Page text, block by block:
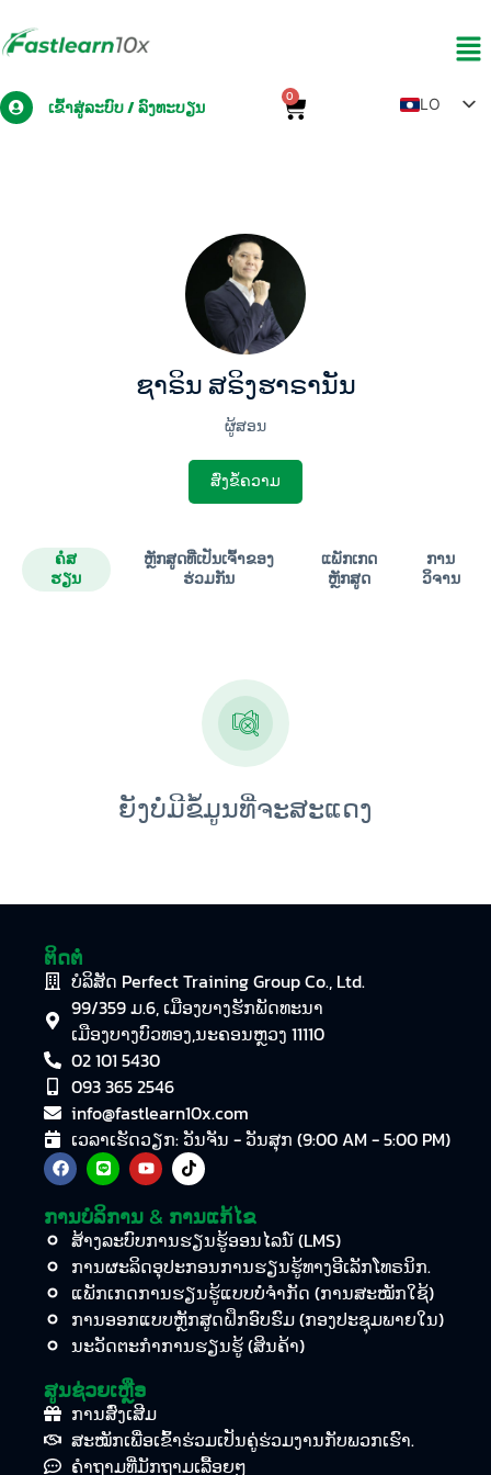
ເຂົ້າສູ່ລະບົບ / ລົງທະບຽນ
0
LO
ຊາຣິນ ສຣິງຮາຣານັນ
ຜູ້ສອນ
ສົ່ງຂໍ້ຄວາມ
ຄໍສ
ຮຽນ
ຫຼັກສູດທີ່ເປັນເຈົ້າຂອງ
ຮ່ວມກັນ
ແພັກເກດ
ຫຼັກສູດ
ການ
ວິຈານ
ຍັງບໍ່ມີຂໍ້ມູນທີ່ຈະສະແດງ
ຕິດຕໍ່
ບໍລິສັດ Perfect Training Group Co., Ltd.
99/359 ມ.6, ເມືອງ​ບາງ​ຮັກ​ພັດ​ທະ​ນາ
ເມືອງ​ບາງ​ບົວ​ທອງ,​ນະ​ຄອນ​ຫຼວງ 11110
02 101 5430
093 365 2546
info@fastlearn10x.com
ເວລາເຮັດວຽກ: ວັນຈັນ - ວັນສຸກ (9:00 AM - 5:00 PM)
ການບໍລິການ & ການແກ້ໄຂ
ສ້າງລະບົບການຮຽນຮູ້ອອນໄລນ໌ (LMS)
ການຜະລິດອຸປະກອນການຮຽນຮູ້ທາງອີເລັກໂທຣນິກ.
ແພັກເກດການຮຽນຮູ້ແບບບໍ່ຈຳກັດ (ການສະໝັກໃຊ້)
ການອອກແບບຫຼັກສູດຝຶກອົບຮົມ (ກອງປະຊຸມພາຍໃນ)
ນະວັດຕະກໍາການຮຽນຮູ້ (ສິນຄ້າ)
ສູນຊ່ວຍເຫຼືອ
ການສົ່ງເສີມ
ສະໝັກເພື່ອເຂົ້າຮ່ວມເປັນຄູ່ຮ່ວມງານກັບພວກເຮົາ.
ຄຳຖາມທີ່ມັກຖາມເລື້ອຍໆ